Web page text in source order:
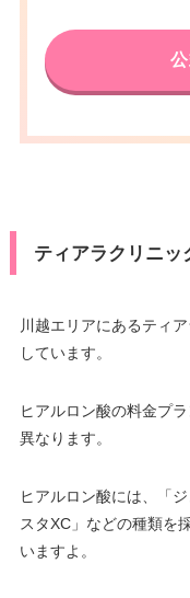
ティアラクリニッ
川越エリアにあるティ
しています。
ヒアルロン酸の料金プ
異なります。
ヒアルロン酸には、「
スタXC」などの種類を
いますよ。